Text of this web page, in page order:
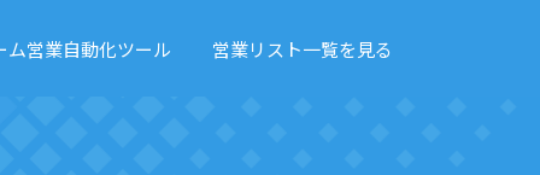
ム営業自動化ツール 営業リスト一覧を見る